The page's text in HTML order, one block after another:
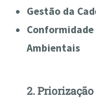
Gestão da
Ambientais
2.